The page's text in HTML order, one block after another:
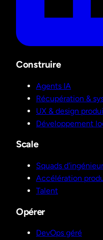
Construire
Agents IA
Récupération &
UX & design
Développement
Scale
Squads
Accélération
Talent
Opérer
DevOps géré